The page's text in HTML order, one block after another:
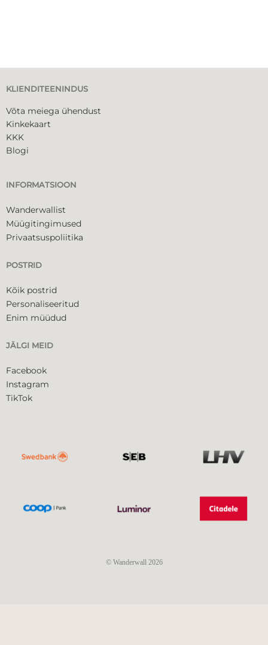
KLIENDITEENINDUS
Võta meiega ühendust
Kinkekaart
KKK
Blogi
INFORMATSIOON
Wanderwallist
Müügitingimused
Privaatsuspoliitika
POSTRID
Kõik postrid
Personaliseeritud
Enim müüdud
JÄLGI MEID
Facebook
Instagram
TikTok
© Wanderwall 2026